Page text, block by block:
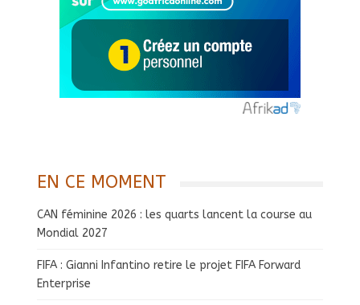
EN CE MOMENT
CAN féminine 2026 : les quarts lancent la course au
Mondial 2027
FIFA : Gianni Infantino retire le projet FIFA Forward
Enterprise